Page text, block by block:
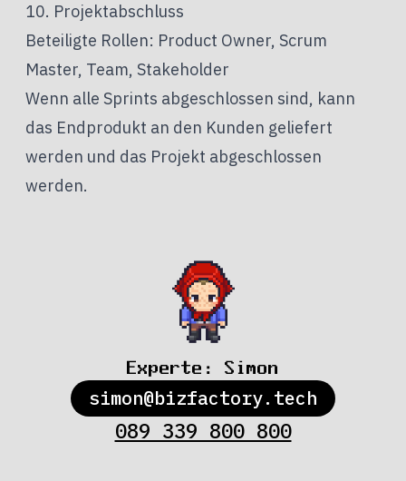
Experte: Simon
simon@bizfactory.tech
089 339 800 800
10. Projektabschluss
Beteiligte Rollen: Product Owner, Scrum
Master, Team, Stakeholder
Wenn alle Sprints abgeschlossen sind, kann
das Endprodukt an den Kunden geliefert
werden und das Projekt abgeschlossen
werden.